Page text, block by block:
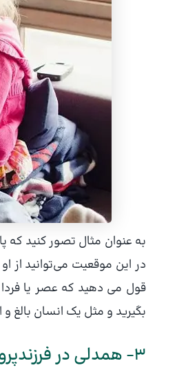
به عنوان مثال تصور کنید
در این موقعیت می‌توانید از
قول می دهید که عصر یا
بگیرید و مثل یک انسان بالغ و
۳- همدلی در فرزندپروری مثبت